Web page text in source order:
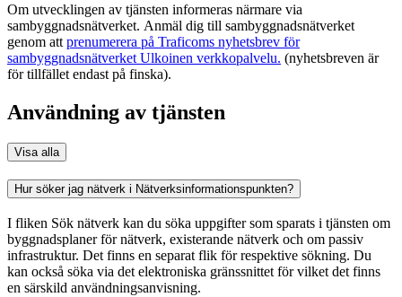
Om utvecklingen av tjänsten informeras närmare via
sambyggnadsnätverket. Anmäl dig till sambyggnadsnätverket
genom att prenumerera på Traficoms nyhetsbrev för
sambyggnadsnätverket Ulkoinen verkkopalvelu. (nyhetsbreven är
för tillfället endast på finska).
Användning av tjänsten
Visa alla
Hur söker jag nätverk i Nätverksinformationspunkten?
I fliken Sök nätverk kan du söka uppgifter som sparats i tjänsten om
byggnadsplaner för nätverk, existerande nätverk och om passiv
infrastruktur. Det finns en separat flik för respektive sökning. Du
kan också söka via det elektroniska gränssnittet för vilket det finns
en särskild användningsanvisning.